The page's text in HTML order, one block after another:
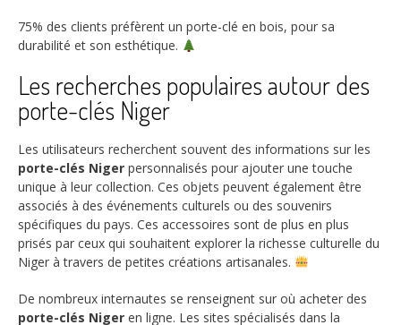
75% des clients préfèrent un porte-clé en bois, pour sa
durabilité et son esthétique.
Les recherches populaires autour des
porte-clés Niger
Les utilisateurs recherchent souvent des informations sur les
porte-clés Niger personnalisés pour ajouter une touche
unique à leur collection. Ces objets peuvent également être
associés à des événements culturels ou des souvenirs
spécifiques du pays. Ces accessoires sont de plus en plus
prisés par ceux qui souhaitent explorer la richesse culturelle du
Niger à travers de petites créations artisanales.
De nombreux internautes se renseignent sur où acheter des
porte-clés Niger en ligne. Les sites spécialisés dans la